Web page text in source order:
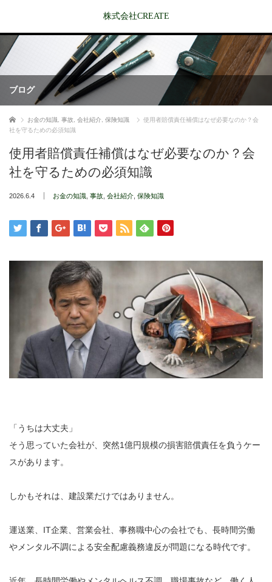
株式会社CREATE
ブログ
ホーム お金の知識 事故 会社紹介 保険知識
使用者賠償責任補償はなぜ必要なのか？会
社を守るための必須知識
使用者賠償責任補償はなぜ必要なのか？会
社を守るための必須知識
2026.6.4 お金の知識 事故 会社紹介 保険知識
「うちは大丈夫」
そう思っていた会社が、突然1億円規模の損害賠償責任を負うケー
スがあります。
しかもそれは、建設業だけではありません。
運送業、IT企業、営業会社、事務職中心の会社でも、長時間労働
やメンタル不調による安全配慮義務違反が問題になる時代です。